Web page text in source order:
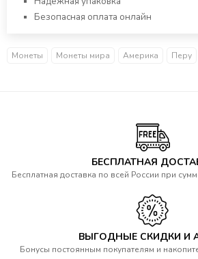
Безопасная оплата онлайн
Монеты Монеты мира Америка Перу
БЕСПЛАТНАЯ
Бесплатная доставка по всей России при
ВЫГОДНЫЕ СКИДКИ И
Бонусы постоянным покупателям и